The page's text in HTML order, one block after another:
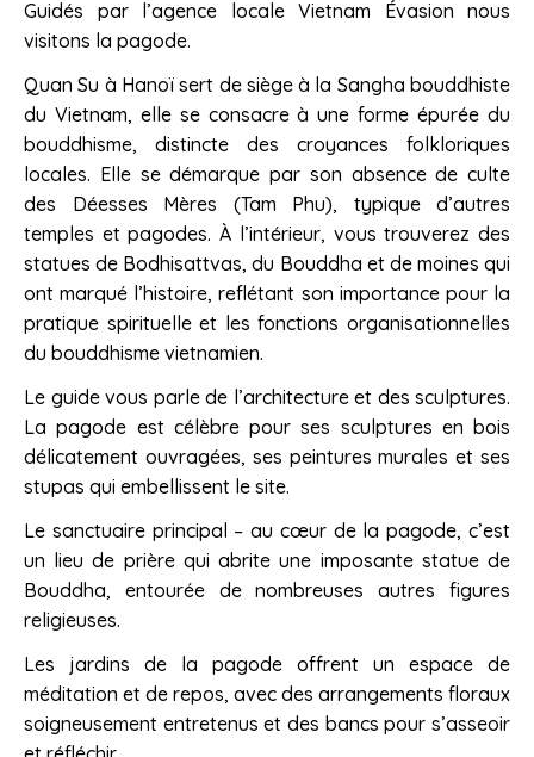
Guidés par l’agence locale Vietnam Évasion nous
visitons la pagode.
Quan Su à Hanoï sert de siège à la Sangha bouddhiste
du Vietnam, elle se consacre à une forme épurée du
bouddhisme, distincte des croyances folkloriques
locales. Elle se démarque par son absence de culte
des Déesses Mères (Tam Phu), typique d’autres
temples et pagodes. À l’intérieur, vous trouverez des
statues de Bodhisattvas, du Bouddha et de moines qui
ont marqué l’histoire, reflétant son importance pour la
pratique spirituelle et les fonctions organisationnelles
du bouddhisme vietnamien.
Le guide vous parle de l’architecture et des sculptures.
La pagode est célèbre pour ses sculptures en bois
délicatement ouvragées, ses peintures murales et ses
stupas qui embellissent le site.
Le sanctuaire principal – au cœur de la pagode, c’est
un lieu de prière qui abrite une imposante statue de
Bouddha, entourée de nombreuses autres figures
religieuses.
Les jardins de la pagode offrent un espace de
méditation et de repos, avec des arrangements floraux
soigneusement entretenus et des bancs pour s’asseoir